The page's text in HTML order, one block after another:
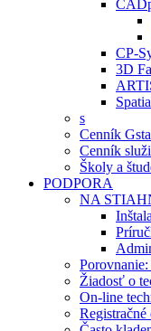
CP-
3D
s
Cenník
Cenník
Školy a
PODPORA
NA
Žiadosť o
On-line